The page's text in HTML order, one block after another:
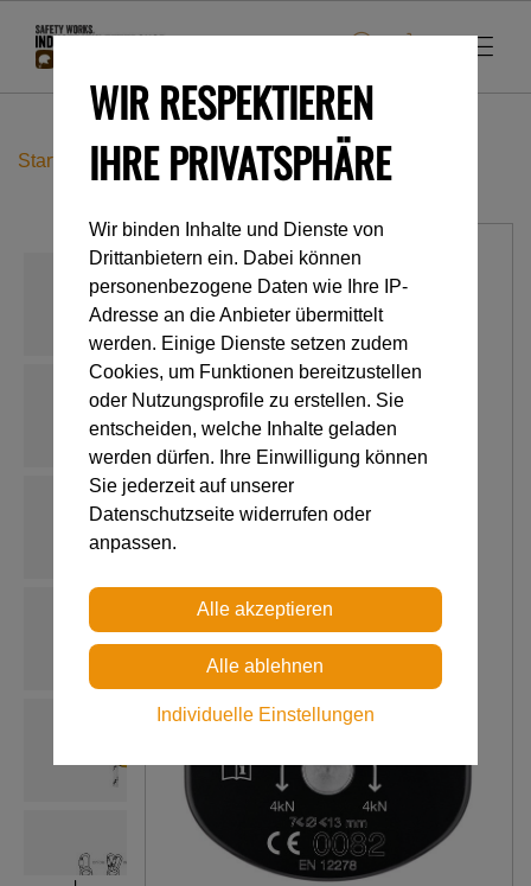
Startseite Industrieklettern Seilrollen SPIN L1
WIR RESPEKTIEREN
IHRE PRIVATSPHÄRE
Wir binden Inhalte und Dienste von
Drittanbietern ein. Dabei können
personenbezogene Daten wie Ihre IP-
Adresse an die Anbieter übermittelt
werden. Einige Dienste setzen zudem
Cookies, um Funktionen bereitzustellen
oder Nutzungsprofile zu erstellen. Sie
entscheiden, welche Inhalte geladen
werden dürfen. Ihre Einwilligung können
Sie jederzeit auf unserer
Datenschutzseite widerrufen oder
anpassen.
Individuelle Einstellungen